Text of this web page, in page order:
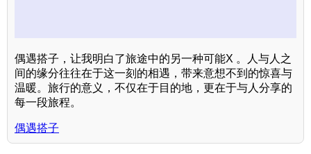
偶遇搭子，让我明白了旅途中的另一种可能X 。人与人之
间的缘分往往在于这一刻的相遇，带来意想不到的惊喜与
温暖。旅行的意义，不仅在于目的地，更在于与人分享的
每一段旅程。
偶遇搭子